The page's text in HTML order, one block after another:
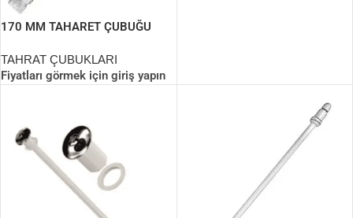
170 MM TAHARET ÇUBUĞU
TAHRAT ÇUBUKLARI
Fiyatları görmek için giriş yapın